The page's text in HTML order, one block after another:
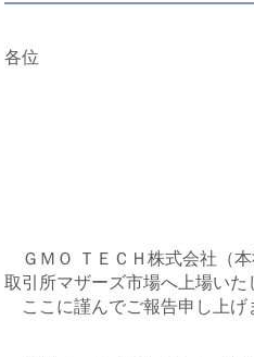
各位
ＧＭＯ ＴＥＣＨ株式会社（
取引所マザーズ市場へ上場いた
ここに謹んでご報告申し上げ